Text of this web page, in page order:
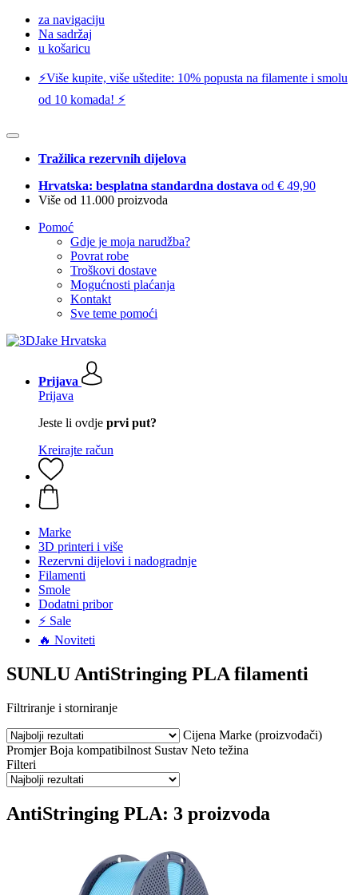
za navigaciju
Na sadržaj
u košaricu
⚡️Više kupite, više uštedite: 10% popusta na filamente i smolu
od 10 komada! ⚡️
Tražilica rezervnih dijelova
Hrvatska: besplatna standardna dostava od € 49,90
Više od 11.000 proizvoda
Pomoć
Gdje je moja narudžba?
Povrat robe
Troškovi dostave
Mogućnosti plaćanja
Kontakt
Sve teme pomoći
Prijava
Prijava
Jeste li ovdje prvi put?
Kreirajte račun
Marke
3D printeri i više
Rezervni dijelovi i nadogradnje
Filamenti
Smole
Dodatni pribor
⚡ Sale
🔥 Noviteti
SUNLU AntiStringing PLA filamenti
Filtriranje i storniranje
Cijena Marke (proizvođači)
Promjer Boja kompatibilnost Sustav Neto težina
Filteri
AntiStringing PLA: 3 proizvoda